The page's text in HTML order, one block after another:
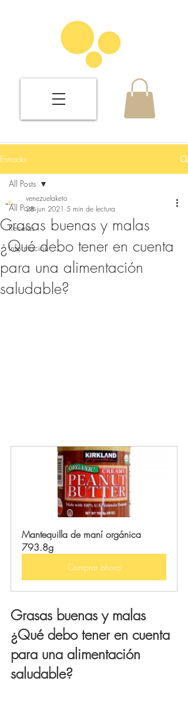
Entrada
All Posts
Recetas
Información
All Posts
Grasas buenas y malas
¿Qué debo tener en cuenta
para una alimentación
saludable?
venezuelaketo
28 jun 2021 5 min de lectura
Mantequilla de maní orgánica
793.8g
Comprar ahora
Grasas buenas y malas
¿Qué debo tener en cuenta
para una alimentación
saludable?